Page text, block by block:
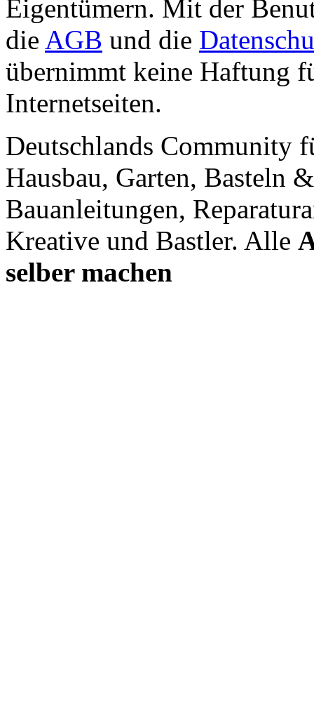
Eigentümern. Mit der
die AGB und die
übernimmt keine Haftung
Internetseiten.
Deutschlands Community
Hausbau, Garten, Basteln
Bauanleitungen,
Kreative und Bastler. Alle
selber machen